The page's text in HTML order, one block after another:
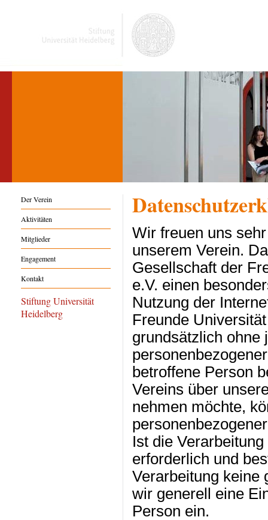
Der Verein
Aktivitäten
Mitglieder
Engagement
Kontakt
Stiftung Universität
Heidelberg
Wir freuen uns
unserem Verein.
Gesellschaft der
e.V. einen
Nutzung der
Freunde
grundsätzlich ohne
betroffene Person
Vereins über
nehmen möchte,
Ist die
erforderlich und
Verarbeitung keine
wir generell eine
Person ein.